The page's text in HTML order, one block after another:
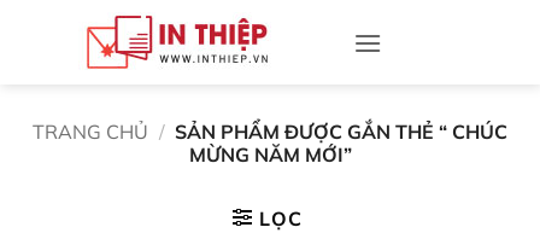
TRANG CHỦ / SẢN PHẨM ĐƯỢC GẮN THẺ “ CHÚC
MỪNG NĂM MỚI”
LỌC